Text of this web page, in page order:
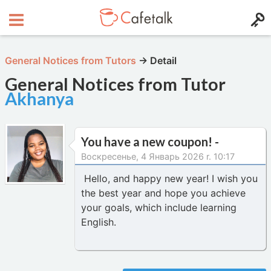
General Notices from Tutors → Detail
General Notices from Tutor
Akhanya
You have a new coupon! -
Воскресенье, 4 Январь 2026 r. 10:17
Hello, and happy new year! I wish you
the best year and hope you achieve
your goals, which include learning
English.